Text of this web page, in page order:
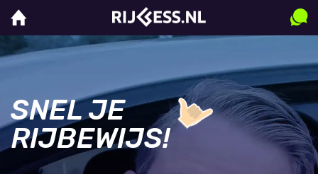
SNEL JE
RIJBEWIJS!